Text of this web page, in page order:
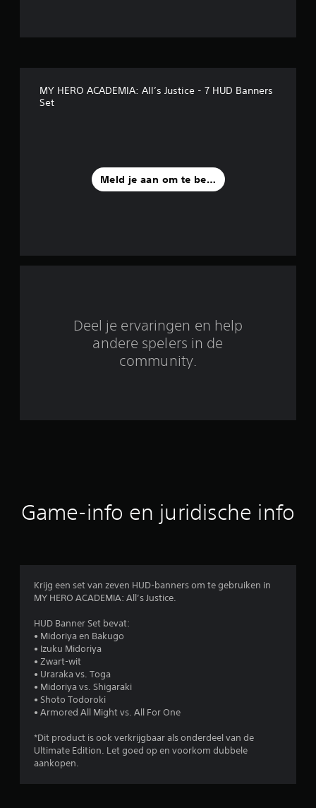
e
r
t
i
g
e
MY HERO ACADEMIA: All’s Justice - 7 HUD Banners
Set
Meld je aan om te beoordelen
Deel je ervaringen en help
andere spelers in de
community.
Game-info en juridische info
Krijg een set van zeven HUD-banners om te gebruiken in
MY HERO ACADEMIA: All’s Justice.
HUD Banner Set bevat:
• Midoriya en Bakugo
• Izuku Midoriya
• Zwart-wit
• Uraraka vs. Toga
• Midoriya vs. Shigaraki
• Shoto Todoroki
• Armored All Might vs. All For One
*Dit product is ook verkrijgbaar als onderdeel van de
Ultimate Edition. Let goed op en voorkom dubbele
aankopen.